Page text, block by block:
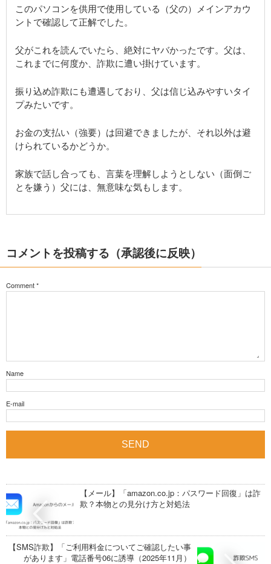
このパソコンを供用で使用している（父の）メインアカウ
ントで確認して正解でした。
父がこれを読んでいたら、絶対にヤバかったです。父は、
これまでに何度か、詐欺に遭い掛けています。
振り込め詐欺にも遭遇しており、父は信じ込みやすいタイ
プみたいです。
お金の支払い（強要）は回避できましたが、それ以外は避
けられているかどうか。
家族で話し合っても、言葉を理解しようとしない（面倒ご
とを嫌う）父には、無意味な気もします。
コメントを投稿する（承認後に反映）
Comment*
Name
E-mail
【メール】「amazon.co.jp：パスワード回復」は詐
欺？本物との見分け方と対処法
【SMS詐欺】「ご利用料金についてご確認したい事
があります」電話番号06に誘導（2025年11月）